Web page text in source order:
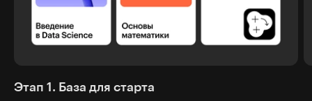
Этап 1. База для старта